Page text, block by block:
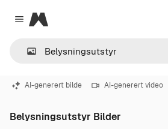
Close menu
Magnific
AI-generert bilde AI-generert video
Belysningsutstyr Bilder